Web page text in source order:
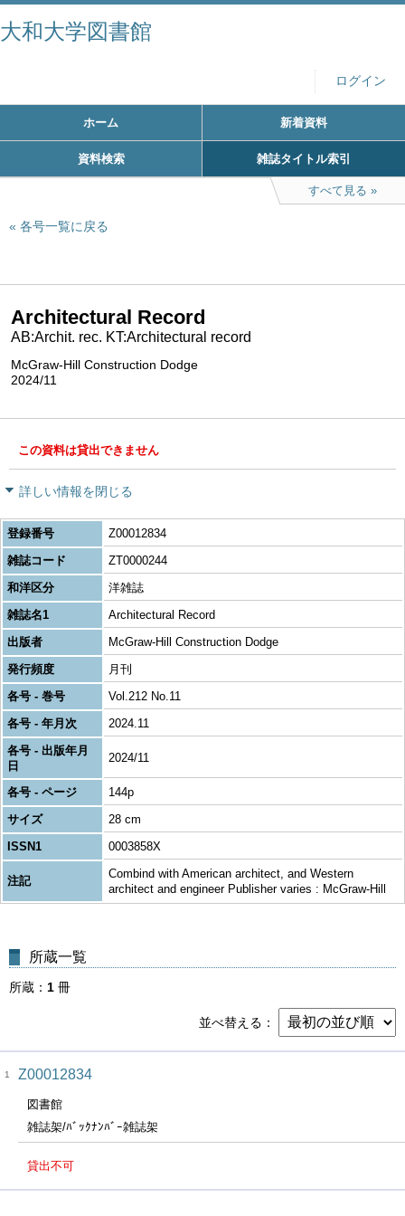
大和大学図書館
ログイン
ホーム 新着資料
資料検索 雑誌タイトル索引
すべて見る
各号一覧に戻る
Architectural Record
AB:Archit. rec. KT:Architectural record
McGraw-Hill Construction Dodge
2024/11
この資料は貸出できません
詳しい情報を閉じる
登録番号
Z00012834
雑誌コード
ZT0000244
和洋区分
洋雑誌
雑誌名1
Architectural Record
出版者
McGraw-Hill Construction Dodge
発行頻度
月刊
各号 - 巻号
Vol.212 No.11
各号 - 年月次
2024.11
各号 - 出版年月
日
2024/11
各号 - ページ
144p
サイズ
28 cm
ISSN1
0003858X
注記
Combind with American architect, and Western
architect and engineer Publisher varies : McGraw-Hill
所蔵一覧
所蔵 1 冊
並べ替える
1 Z00012834
図書館
雑誌架/ﾊﾞｯｸﾅﾝﾊﾞｰ雑誌架
貸出不可